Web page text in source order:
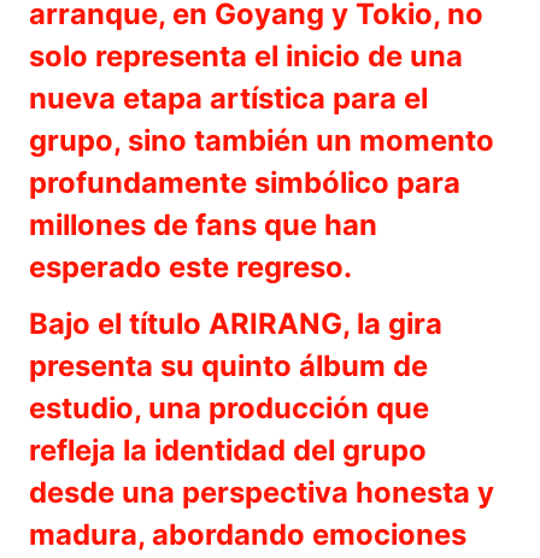
arranque, en Goyang y Tokio, no
solo representa el inicio de una
nueva etapa artística para el
grupo, sino también un momento
profundamente simbólico para
millones de fans que han
esperado este regreso.
Bajo el título ARIRANG, la gira
presenta su quinto álbum de
estudio, una producción que
refleja la identidad del grupo
desde una perspectiva honesta y
madura, abordando emociones